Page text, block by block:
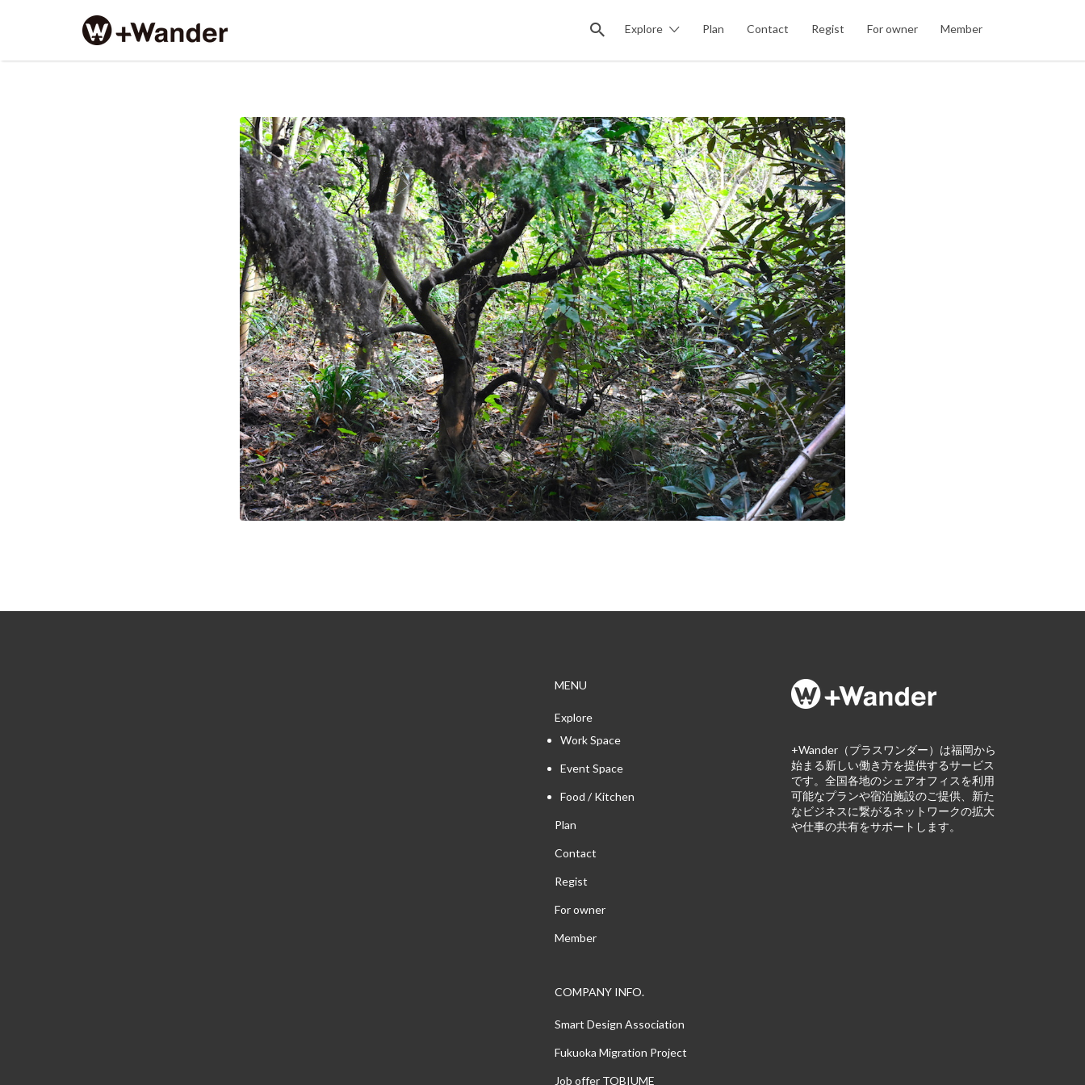
Explore Plan Contact Regist For owner Member
Search
for:
MENU
Explore
Work Space
Event Space
Food / Kitchen
Plan
Contact
Regist
For owner
Member
COMPANY INFO.
Smart Design Association
Fukuoka Migration Project
Job offer TOBIUME
+Wander（プラスワンダー）は福岡から
始まる新しい働き方を提供するサービス
です。全国各地のシェアオフィスを利用
可能なプランや宿泊施設のご提供、新た
なビジネスに繋がるネットワークの拡大
や仕事の共有をサポートします。